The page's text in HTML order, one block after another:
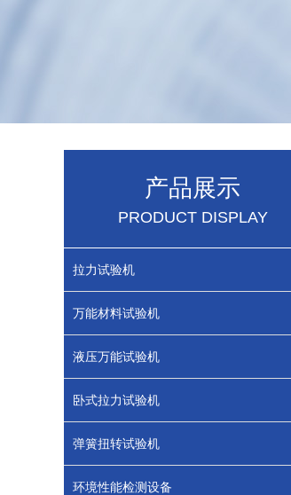
产品展示
PRODUCT DISPLAY
拉力试验机
万能材料试验机
液压万能试验机
卧式拉力试验机
弹簧扭转试验机
环境性能检测设备